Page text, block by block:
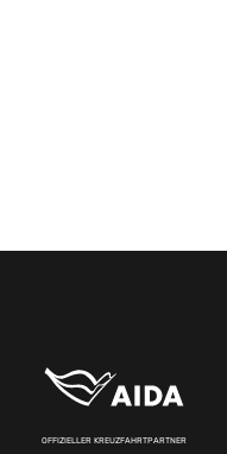
OFFIZIELLER KREUZFAHRTPARTNER